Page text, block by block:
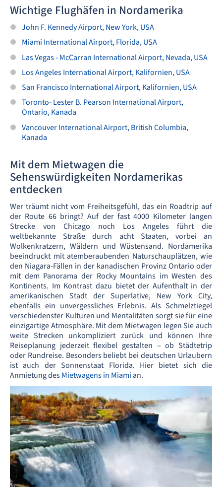
Wichtige Flughäfen in Nordamerika
John F. Kennedy Airport, New York, USA
Miami International Airport, Florida, USA
Las Vegas - McCarran International Airport, Nevada, USA
Los Angeles International Airport, Kalifornien, USA
San Francisco International Airport, Kalifornien, USA
Toronto- Lester B. Pearson International Airport,
Ontario, Kanada
Vancouver International Airport, British Columbia,
Kanada
Mit dem Mietwagen die
Sehenswürdigkeiten Nordamerikas
entdecken
Wer träumt nicht vom Freiheitsgefühl, das ein Roadtrip auf
der Route 66 bringt? Auf der fast 4000 Kilometer langen
Strecke von Chicago noch Los Angeles führt die
weltbekannte Straße durch acht Staaten, vorbei an
Wolkenkratzern, Wäldern und Wüstensand. Nordamerika
beeindruckt mit atemberaubenden Naturschauplätzen, wie
den Niagara-Fällen in der kanadischen Provinz Ontario oder
mit dem Panorama der Rocky Mountains im Westen des
Kontinents. Im Kontrast dazu bietet der Aufenthalt in der
amerikanischen Stadt der Superlative, New York City,
ebenfalls ein unvergessliches Erlebnis. Als Schmelztiegel
verschiedenster Kulturen und Mentalitäten sorgt sie für eine
einzigartige Atmosphäre. Mit dem Mietwagen legen Sie auch
weite Strecken unkompliziert zurück und können Ihre
Reiseplanung jederzeit flexibel gestalten – ob Städtetrip
oder Rundreise. Besonders beliebt bei deutschen Urlaubern
ist auch der Sonnenstaat Florida. Hier bietet sich die
Anmietung desMietwagens in Miamian.